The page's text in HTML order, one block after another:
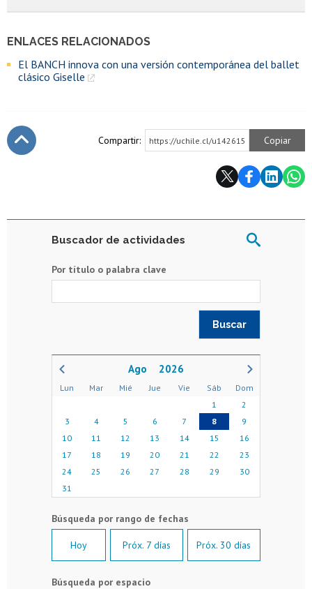
ENLACES RELACIONADOS
El BANCH innova con una versión contemporánea del ballet
clásico Giselle
Compartir: https://uchile.cl/u142615 Copiar
Buscador de actividades
Por título o palabra clave
2026
Lun Mar Mié Jue Vie Sáb
Dom
1
2
3
4 5 6 7 8
9
10
11 12 13 14 15
16
17
18 19 20 21 22
23
24
25 26 27 28 29
30
31
Hoy Próx. 7 días Próx. 30 días
Búsqueda por espacio